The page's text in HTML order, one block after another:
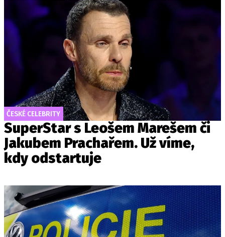
ČESKÉ CELEBRITY
SuperStar s Leošem Marešem či
Jakubem Prachařem. Už víme,
kdy odstartuje